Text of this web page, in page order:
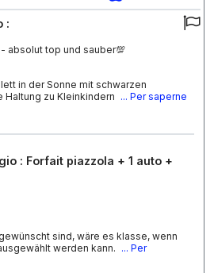
:
absolut top und sauber💯
in der Sonne mit schwarzen
Haltung zu Kleinkindern ... Per saperne
: Forfait piazzola + 1 auto +
sind, wäre es klasse, wenn
werden kann. ... Per